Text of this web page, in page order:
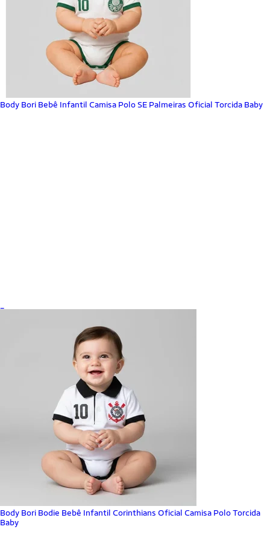
Body Bori Bebê Infantil Camisa Polo SE Palmeiras Oficial Torcida Baby
Body Bori Bodie Bebê Infantil Corinthians Oficial Camisa Polo Torcida
Baby